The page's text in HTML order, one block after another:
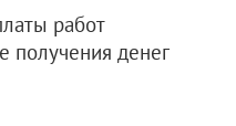
работ
получения денег